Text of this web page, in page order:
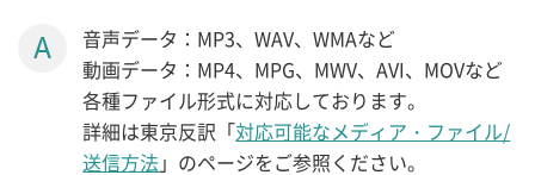
音声データ：MP3、WAV、WMAなど
動画データ：MP4、MPG、MWV、AVI、MOVなど
各種ファイル形式に対応しております。
詳細は東京反訳「 対応可能なメディア・ファイル/
送信方法 」のページをご参照ください。